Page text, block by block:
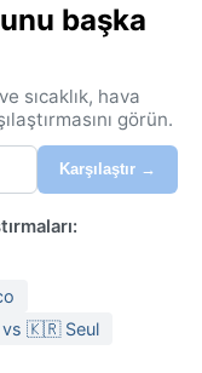
başka
sıcaklık, hava
görün.
Karşılaştır →
🇰🇷 Seul